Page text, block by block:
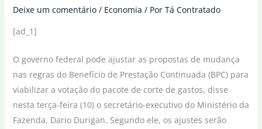
Deixe um comentário / Economia / Por Tá Contratado
[ad_1]
O governo federal pode ajustar as propostas de mudança
nas regras do Benefício de Prestação Continuada (BPC) para
viabilizar a votação do pacote de corte de gastos, disse
nesta terça-feira (10) o secretário-executivo do Ministério da
Fazenda, Dario Durigan. Segundo ele, os ajustes serão